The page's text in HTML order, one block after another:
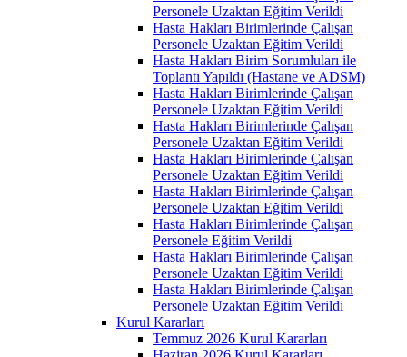
Personele Uzaktan Eğitim Verildi
Hasta Hakları Birimlerinde Çalışan
Personele Uzaktan Eğitim Verildi
Hasta Hakları Birim Sorumluları ile
Toplantı Yapıldı (Hastane ve ADSM)
Hasta Hakları Birimlerinde Çalışan
Personele Uzaktan Eğitim Verildi
Hasta Hakları Birimlerinde Çalışan
Personele Uzaktan Eğitim Verildi
Hasta Hakları Birimlerinde Çalışan
Personele Uzaktan Eğitim Verildi
Hasta Hakları Birimlerinde Çalışan
Personele Uzaktan Eğitim Verildi
Hasta Hakları Birimlerinde Çalışan
Personele Eğitim Verildi
Hasta Hakları Birimlerinde Çalışan
Personele Uzaktan Eğitim Verildi
Hasta Hakları Birimlerinde Çalışan
Personele Uzaktan Eğitim Verildi
Kurul Kararları
Temmuz 2026 Kurul Kararları